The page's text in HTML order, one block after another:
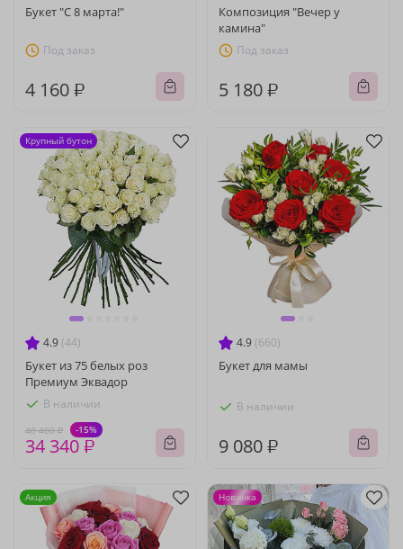
Букет "С 8 марта!"
Под заказ
4 160 ₽
Композиция "Вечер у
камина"
Под заказ
5 180 ₽
4.9 (44)
Букет из 75 белых роз
Премиум Эквадор
В наличии
40 400 ₽ -15%
34 340 ₽
Крупный бутон
4.9 (660)
Букет для мамы
В наличии
9 080 ₽
Акция Новинка